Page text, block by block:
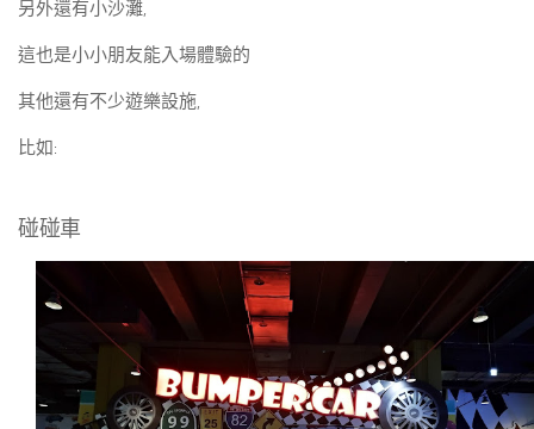
另外還有小沙灘,
這也是小小朋友能入場體驗的
其他還有不少遊樂設施,
比如:
碰碰車